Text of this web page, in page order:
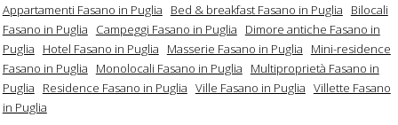
Appartamenti Fasano in Puglia
Bed & breakfast Fasano in Puglia
Bilocali
Fasano in Puglia
Campeggi Fasano in Puglia
Dimore antiche Fasano in
Puglia
Hotel Fasano in Puglia Masserie Fasano in Puglia
Mini-residence
Fasano in Puglia
Monolocali Fasano in Puglia
Multiproprietà Fasano in
Puglia
Residence Fasano in Puglia Ville Fasano in Puglia Villette Fasano
in Puglia